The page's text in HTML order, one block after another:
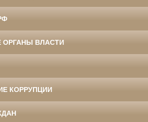
ВЛАСТИ
КОРРУПЦИИ